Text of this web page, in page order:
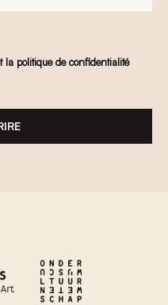
la politique de confidentialité